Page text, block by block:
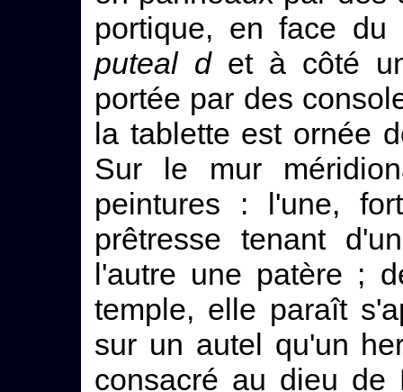
portique, en face
puteal det à côté
portée par des
la tablette est ornée
Sur le mur
peintures : l'une,
prêtresse tenant
l'autre une patère ;
temple, elle paraît
sur un autel qu'un
consacré au dieu de